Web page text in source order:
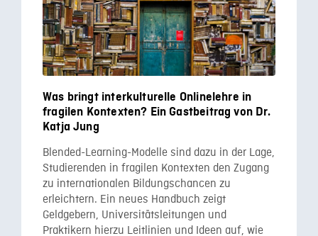
Was bringt interkulturelle Onlinelehre in
fragilen Kontexten? Ein Gastbeitrag von Dr.
Katja Jung
Blended-Learning-Modelle sind dazu in der Lage,
Studierenden in fragilen Kontexten den Zugang
zu internationalen Bildungschancen zu
erleichtern. Ein neues Handbuch zeigt
Geldgebern, Universitätsleitungen und
Praktikern hierzu Leitlinien und Ideen auf, wie